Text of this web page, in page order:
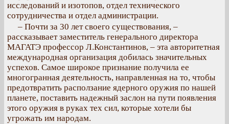
исследований и изотопов, отдел технического
сотрудничества и отдел администрации.
– Почти за 30 лет своего существования, –
рассказывает заместитель генерального директора
МАГАТЭ профессор Л.Константинов, – эта авторитетная
международная организация добилась значительных
успехов. Самое широкое признание получила ее
многогранная деятельность, направленная на то, чтобы
предотвратить расползание ядерного оружия по нашей
планете, поставить надежный заслон на пути появления
этого оружия в руках тех сил, которые хотели бы
угрожать им народам.